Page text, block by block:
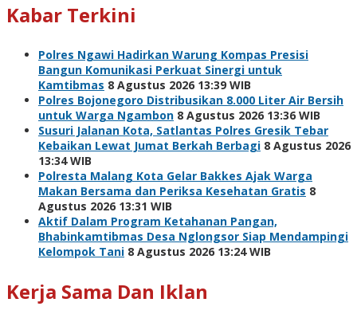
Kabar Terkini
Polres Ngawi Hadirkan Warung Kompas Presisi
Bangun Komunikasi Perkuat Sinergi untuk
Kamtibmas 8 Agustus 2026 13:39 WIB
Polres Bojonegoro Distribusikan 8.000 Liter Air Bersih
untuk Warga Ngambon 8 Agustus 2026 13:36 WIB
Susuri Jalanan Kota, Satlantas Polres Gresik Tebar
Kebaikan Lewat Jumat Berkah Berbagi 8 Agustus 2026
13:34 WIB
Polresta Malang Kota Gelar Bakkes Ajak Warga
Makan Bersama dan Periksa Kesehatan Gratis 8
Agustus 2026 13:31 WIB
Aktif Dalam Program Ketahanan Pangan,
Bhabinkamtibmas Desa Nglongsor Siap Mendampingi
Kelompok Tani 8 Agustus 2026 13:24 WIB
Kerja Sama Dan Iklan